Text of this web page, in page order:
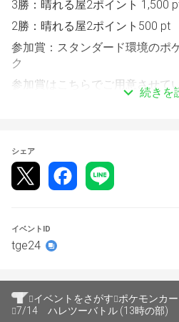
3勝：晴れる屋2ポイント 1,500
2勝：晴れる屋2ポイント500 pt
参加賞：スタンダード環境のポ
ク
参加賞はこちらでご用意させて
す。変更はできません。
チェックイン時間：12:00～
エントリー・チェックイン締め
全3回戦です。
こちらのページからエントリー
リーをお願い致します。
続きを
シェア
イベントID
tge24
イベントをさがす ポケモンカ
7/14 ハレツーバトル (13時の部)